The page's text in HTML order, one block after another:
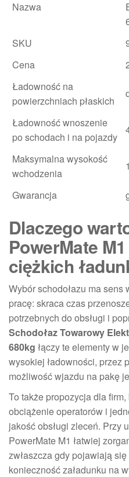
Nazwa
SKU
Cena
Ładowność na
powierzchniach płaskich
Ładowność wnoszenie
po schodach i na pojazdy
Maksymalna wysokość
wchodzenia
Gwarancja
Dlaczego
PowerMate
ciężkich
Wybór schodołazu ma
pracę: skraca czas
potrzebnych do obsługi i
Schodołaz Towarowy
680kg łączy te elementy w
wysokiej ładowności, przez
możliwość wjazdu na pakę
To także propozycja dla
obciążenie operatorów i
jakość obsługi zleceń. Przy
PowerMate M1 łatwiej
zwłaszcza gdy pojawiają
konieczność załadunku na